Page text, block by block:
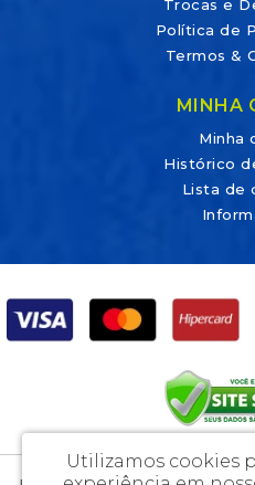
Trocas e
Política de
Termos &
MINHA
Minha
Histórico
Lista de
Utilizamos cookies